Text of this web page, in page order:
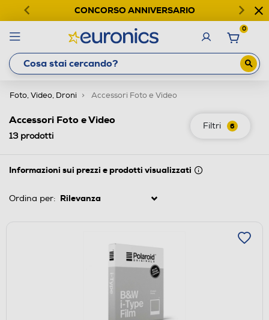
CONCORSO ANNIVERSARIO
0
Foto, Video, Droni Accessori Foto e Video
Filtri 6
Accessori Foto e Video
13prodotti
Informazioni sui prezzi e prodotti visualizzati
Ordina per: